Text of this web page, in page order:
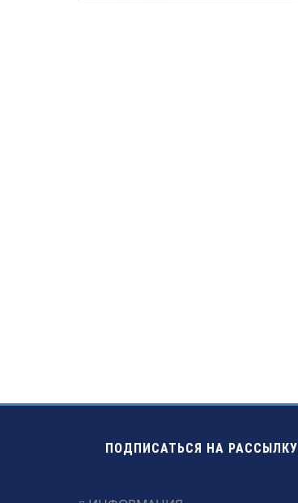
ПОДПИСАТЬСЯ НА РАССЫЛКУ